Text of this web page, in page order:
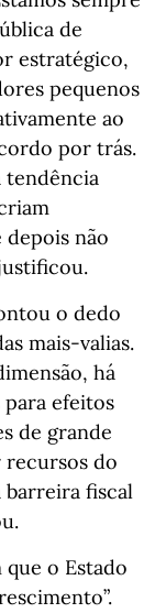
de
estratégico,
pequenos
ao
por trás.
tendência
depois não
o dedo
mais-valias.
há
efeitos
de grande
recursos do
barreira fiscal
o Estado